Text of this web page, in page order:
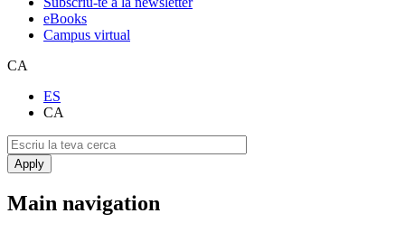
eBooks
Campus virtual
CA
ES
CA
Main navigation